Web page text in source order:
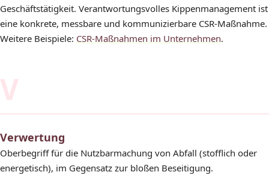
Geschäftstätigkeit. Verantwortungsvolles Kippenmanagement ist
eine konkrete, messbare und kommunizierbare CSR-Maßnahme.
Weitere Beispiele: CSR-Maßnahmen im Unternehmen.
V
Verwertung
Oberbegriff für die Nutzbarmachung von Abfall (stofflich oder
energetisch), im Gegensatz zur bloßen Beseitigung.